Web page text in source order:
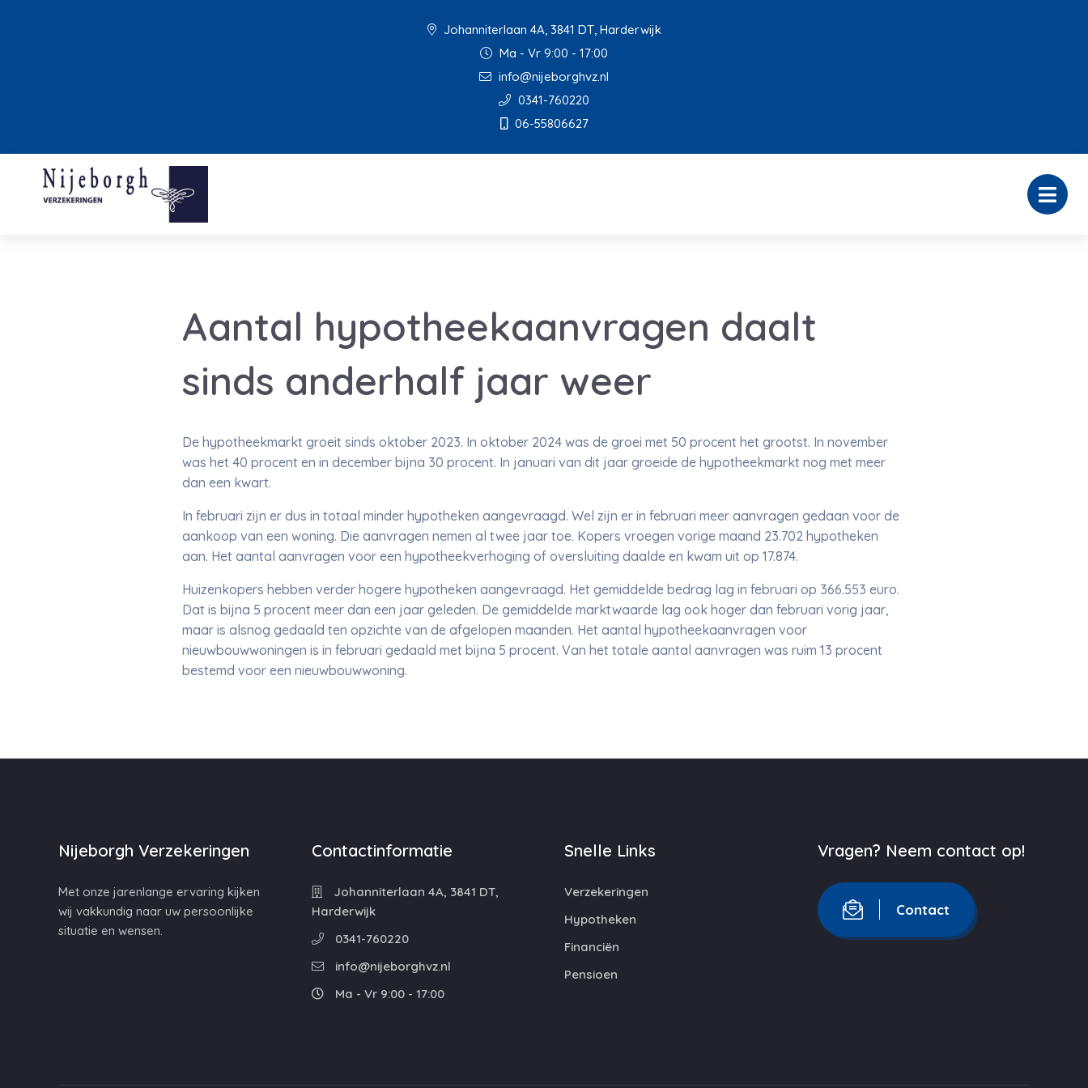
Johanniterlaan 4A, 3841 DT, Harderwijk
Ma - Vr 9:00 - 17:00
info@nijeborghvz.nl
0341-760220
06-55806627
Aantal hypotheekaanvragen daalt
sinds anderhalf jaar weer
De hypotheekmarkt groeit sinds oktober 2023. In oktober 2024 was de groei met 50 procent het grootst. In november
was het 40 procent en in december bijna 30 procent. In januari van dit jaar groeide de hypotheekmarkt nog met meer
dan een kwart.
In februari zijn er dus in totaal minder hypotheken aangevraagd. Wel zijn er in februari meer aanvragen gedaan voor de
aankoop van een woning. Die aanvragen nemen al twee jaar toe. Kopers vroegen vorige maand 23.702 hypotheken
aan. Het aantal aanvragen voor een hypotheekverhoging of oversluiting daalde en kwam uit op 17.874.
Huizenkopers hebben verder hogere hypotheken aangevraagd. Het gemiddelde bedrag lag in februari op 366.553 euro.
Dat is bijna 5 procent meer dan een jaar geleden. De gemiddelde marktwaarde lag ook hoger dan februari vorig jaar,
maar is alsnog gedaald ten opzichte van de afgelopen maanden. Het aantal hypotheekaanvragen voor
nieuwbouwwoningen is in februari gedaald met bijna 5 procent. Van het totale aantal aanvragen was ruim 13 procent
bestemd voor een nieuwbouwwoning.
Nijeborgh Verzekeringen
Met onze jarenlange ervaring kijken
wij vakkundig naar uw persoonlijke
situatie en wensen.
Contactinformatie
Johanniterlaan 4A, 3841 DT,
Harderwijk
0341-760220
info@nijeborghvz.nl
Ma - Vr 9:00 - 17:00
Snelle Links
Verzekeringen
Hypotheken
Financiën
Pensioen
Vragen? Neem contact op!
Contact